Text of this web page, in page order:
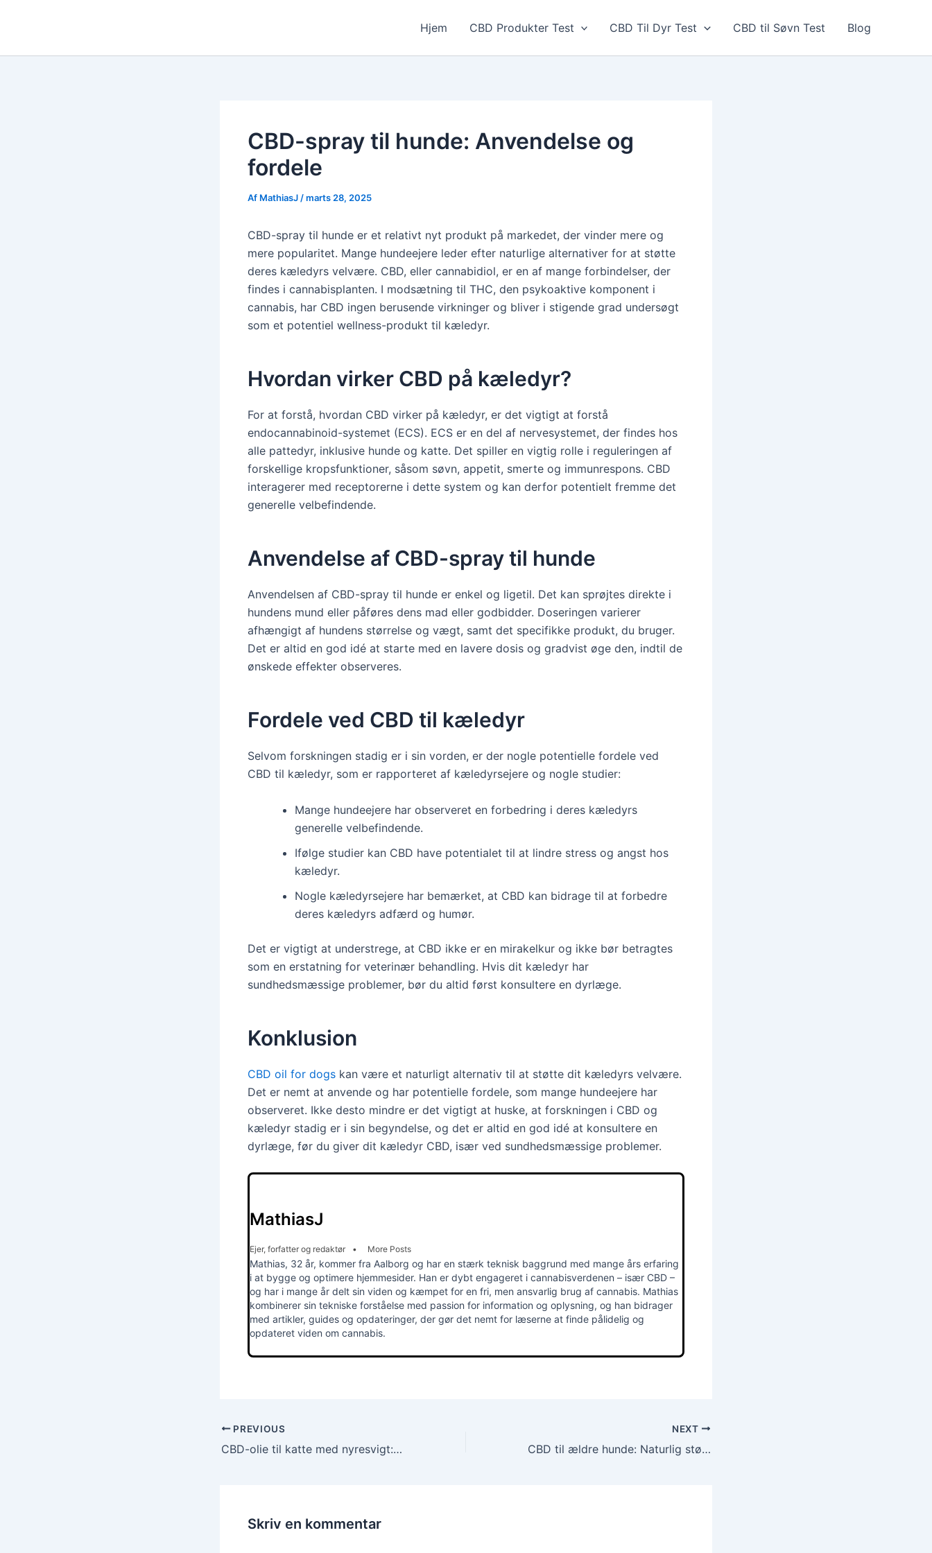
Hjem CBD Produkter Test CBD Til Dyr Test CBD til Søvn Test Blog
CBD-spray til hunde: Anvendelse og
fordele
Af MathiasJ /marts 28, 2025
CBD-spray til hunde er et relativt nyt produkt på markedet, der vinder mere og
mere popularitet. Mange hundeejere leder efter naturlige alternativer for at støtte
deres kæledyrs velvære. CBD, eller cannabidiol, er en af mange forbindelser, der
findes i cannabisplanten. I modsætning til THC, den psykoaktive komponent i
cannabis, har CBD ingen berusende virkninger og bliver i stigende grad undersøgt
som et potentiel wellness-produkt til kæledyr.
Hvordan virker CBD på kæledyr?
For at forstå, hvordan CBD virker på kæledyr, er det vigtigt at forstå
endocannabinoid-systemet (ECS). ECS er en del af nervesystemet, der findes hos
alle pattedyr, inklusive hunde og katte. Det spiller en vigtig rolle i reguleringen af
forskellige kropsfunktioner, såsom søvn, appetit, smerte og immunrespons. CBD
interagerer med receptorerne i dette system og kan derfor potentielt fremme det
generelle velbefindende.
Anvendelse af CBD-spray til hunde
Anvendelsen af CBD-spray til hunde er enkel og ligetil. Det kan sprøjtes direkte i
hundens mund eller påføres dens mad eller godbidder. Doseringen varierer
afhængigt af hundens størrelse og vægt, samt det specifikke produkt, du bruger.
Det er altid en god idé at starte med en lavere dosis og gradvist øge den, indtil de
ønskede effekter observeres.
Fordele ved CBD til kæledyr
Selvom forskningen stadig er i sin vorden, er der nogle potentielle fordele ved
CBD til kæledyr, som er rapporteret af kæledyrsejere og nogle studier:
Mange hundeejere har observeret en forbedring i deres kæledyrs
generelle velbefindende.
Ifølge studier kan CBD have potentialet til at lindre stress og angst hos
kæledyr.
Nogle kæledyrsejere har bemærket, at CBD kan bidrage til at forbedre
deres kæledyrs adfærd og humør.
Det er vigtigt at understrege, at CBD ikke er en mirakelkur og ikke bør betragtes
som en erstatning for veterinær behandling. Hvis dit kæledyr har
sundhedsmæssige problemer, bør du altid først konsultere en dyrlæge.
Konklusion
CBD oil for dogs kan være et naturligt alternativ til at støtte dit kæledyrs velvære.
Det er nemt at anvende og har potentielle fordele, som mange hundeejere har
observeret. Ikke desto mindre er det vigtigt at huske, at forskningen i CBD og
kæledyr stadig er i sin begyndelse, og det er altid en god idé at konsultere en
dyrlæge, før du giver dit kæledyr CBD, især ved sundhedsmæssige problemer.
MathiasJ
Ejer, forfatter og redaktør • More Posts
Mathias, 32 år, kommer fra Aalborg og har en stærk teknisk baggrund med mange års erfaring
i at bygge og optimere hjemmesider. Han er dybt engageret i cannabisverdenen – især CBD –
og har i mange år delt sin viden og kæmpet for en fri, men ansvarlig brug af cannabis. Mathias
kombinerer sin tekniske forståelse med passion for information og oplysning, og han bidrager
med artikler, guides og opdateringer, der gør det nemt for læserne at finde pålidelig og
opdateret viden om cannabis.
PREVIOUS
CBD-olie til katte med nyresvigt: en sikker løsning?
NEXT
CBD til ældre hunde: Naturlig støtte i alderdommen
Skriv en kommentar